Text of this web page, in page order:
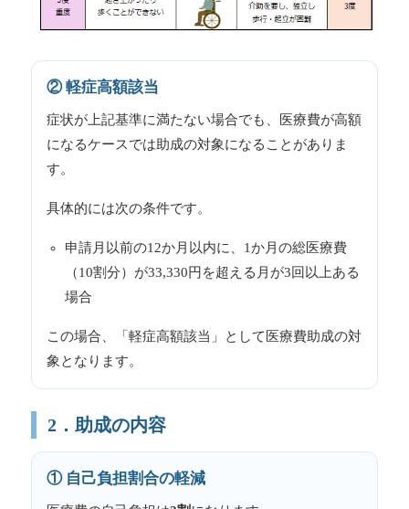
② 軽症高額該当
症状が上記基準に満たない場合でも、医療費が高額
になるケースでは助成の対象になることがありま
す。
具体的には次の条件です。
申請月以前の12か月以内に、1か月の総医療費
（10割分）が33,330円を超える月が3回以上ある
場合
この場合、「軽症高額該当」として医療費助成の対
象となります。
2．助成の内容
① 自己負担割合の軽減